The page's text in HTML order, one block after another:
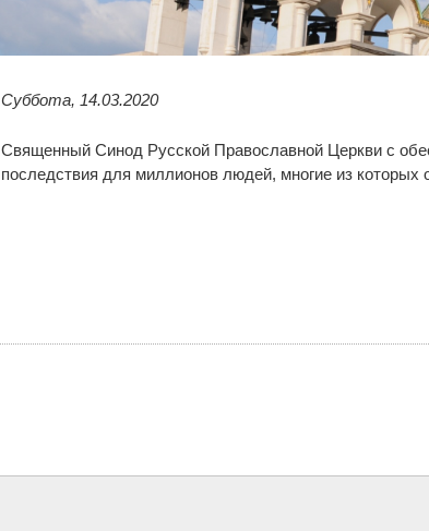
Суббота, 14.03.2020
Священный Синод Русской Православной Церкви с
последствия для миллионов людей, многие из которых